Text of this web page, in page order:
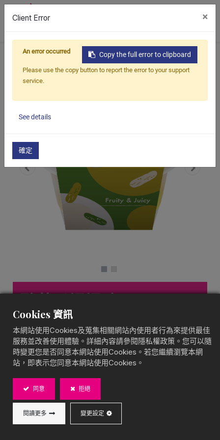
首頁 產品 鹹味爆爆珠 酸黃瓜爆爆珠
酸黃瓜爆爆珠
鹹味爆爆珠
酸爽清脆，創意配料
BOBA CHiC 酸黃瓜爆爆珠，創新地將酸爽黃瓜風味注
入爆爆珠，適合搭配各式沙拉、輕食或料理，帶來清爽
內容物：100g / 袋
Cookies 資訊
本網站使用Cookies及蒐集相關網站內使用者行為來提供最佳
服務並改善使用體驗。詳細內容請參閱隱私權政策。您可以隨
時變更您是否同意本網站使用Cookies。若您繼續瀏覽本網
站，即表示您同意本網站使用Cookies。
同意 拒絕
閱讀更多 變更設定
Client Error ×
Copy the full error to clipboard
An error occurred
Please use the copy button to report the error to your support
service.
See details
確定